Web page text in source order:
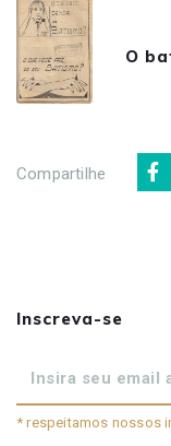
O
Compartilhe
Inscreva-se
* respeitamos nossos